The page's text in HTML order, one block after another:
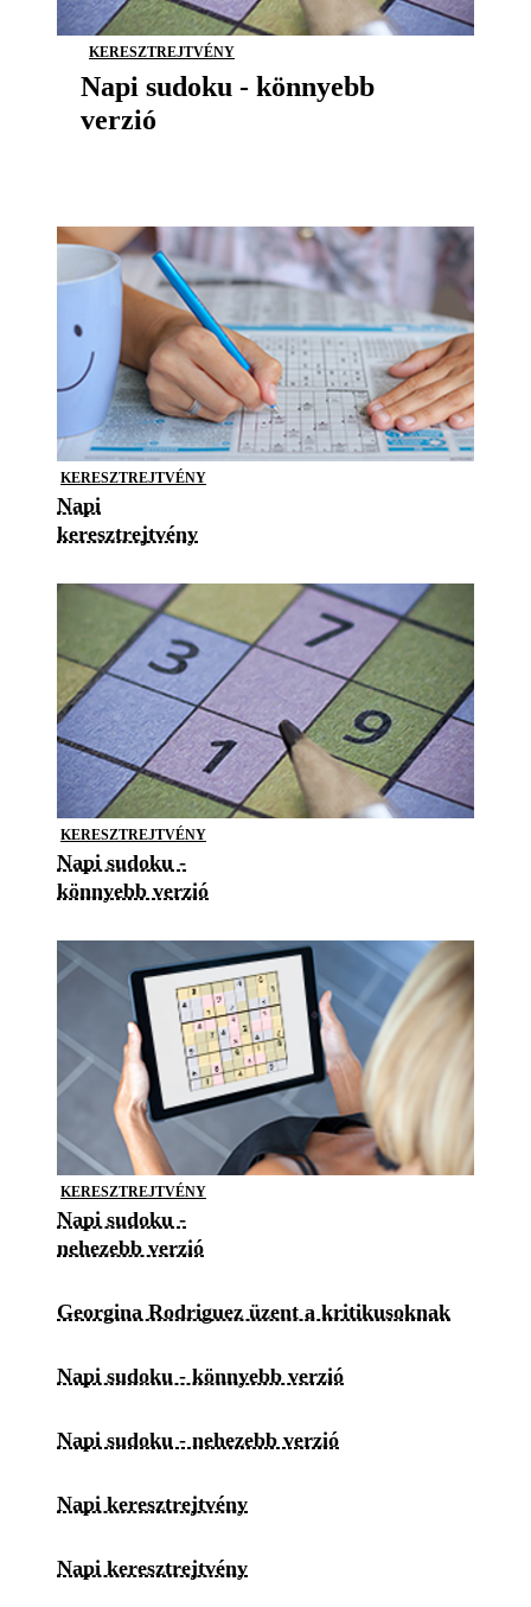
KERESZTREJTVÉNY
Napi sudoku - könnyebb
verzió
KERESZTREJTVÉNY
Napi
keresztrejtvény
KERESZTREJTVÉNY
Napi sudoku -
könnyebb verzió
KERESZTREJTVÉNY
Napi sudoku -
nehezebb verzió
Georgina Rodriguez üzent a kritikusoknak
Napi sudoku - könnyebb verzió
Napi sudoku - nehezebb verzió
Napi keresztrejtvény
Napi keresztrejtvény